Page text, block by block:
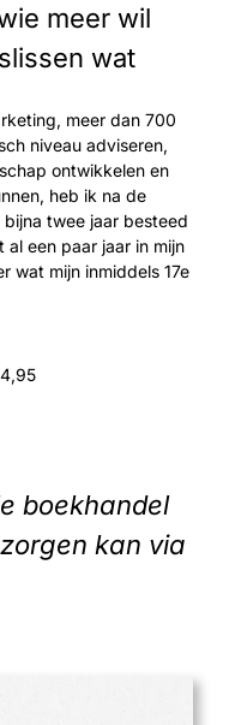
meer wil
wat
meer dan 700
niveau adviseren,
ontwikkelen en
heb ik na de
twee jaar besteed
een paar jaar in mijn
wat mijn inmiddels 17e
boekhandel
kan via